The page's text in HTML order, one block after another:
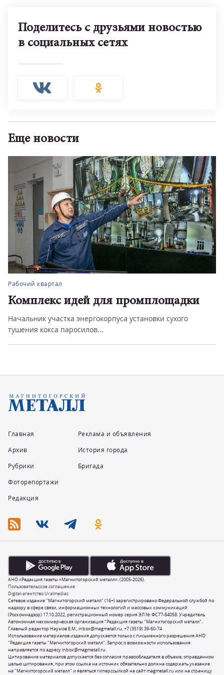
Поделитесь с друзьями новостью
в социальных сетях
Еще новости
Рабочий квартал
Комплекс идей для промплощадки
Начальник участка энергокорпуса установки сухого
тушения кокса паросилов...
Главная
Архив
Рубрики
Фоторепортажи
Редакция
Реклама и объявления
История города
Бригада
Сетевое издание "Магнитогорский металл" (16+) зарегистрировано Федеральной службой по
надзору в сфере связи, информационных технологий и массовых коммуникаций
(Роскомнадзор) 17.10.2022, регистрационный номер серия ЭЛ № ФС77-84058. Учредитель
Автономная некоммерческая организация "Редакция газеты "Магнитогорский металл".
Главный редактор Наумов Е.М.,inbox@magmetall.ru,+7 (3519) 39-60-74
Использование материалов издания допускается только с письменного разрешения АНО
"Редакция газеты "Магнитогорский металл". Запрос о возможности использования
направляется по адресуinbox@magmetall.ru.
Цитирование материалов допускается без согласия правообладателя в объеме, оправданном
целью цитирования, при этом ссылка на источник обязательно должна содержать указание
на "Магнитогорский металл" и являться гиперссылкой на сайт magmetall.ru или на страницу
Пользовательское соглашение
Digital-агентство Uralmedias
АНО «Редакция газеты «Магнитогорский металл». (2005-2026).